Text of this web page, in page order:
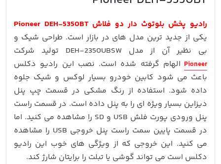
رادیو پخش بلوتوث دار دو فلاش Pioneer DEH-5350BT
یکی از جدید ترین مدل های در بازار است. طراحی شیک و
بی نظیر آن از مدل DEH-2350UBSW تولید شرکت
Pioneer الهام گرفته شده است. نصب این رادیو دکلس
باعث می شود کابین خودرو بسیار لوکس و شیک جلوه
داده شود. استفاده از رنگ مشکی در قسمت چپ پنل
دیزاین بسیار ویژه ای را به پنل داده است. در قسمت راست
پنل ورودی پورت فلش USB و SD را مشاهده می کنید. اما
در قسمت پایین سمت راست پنل خروجی USB را مشاهده
می کنید. این خروجی که از ویژگی های خوب این رادیو
دکلس است می تواند گوشی یا تبلت را برایتان شارژ کند.